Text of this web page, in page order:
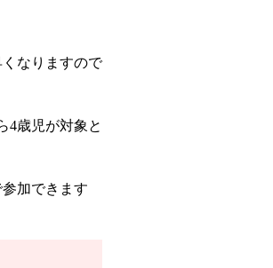
なりますので
4歳児が対象と
加できます